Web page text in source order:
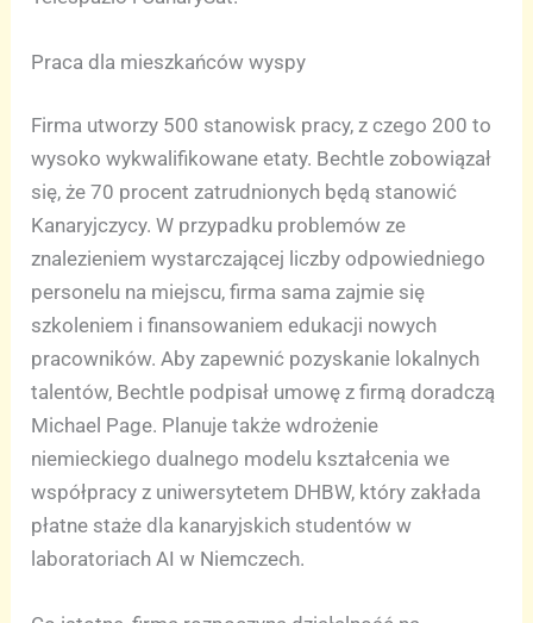
Praca dla mieszkańców wyspy
Firma utworzy 500 stanowisk pracy, z czego 200 to
wysoko wykwalifikowane etaty. Bechtle zobowiązał
się, że 70 procent zatrudnionych będą stanowić
Kanaryjczycy. W przypadku problemów ze
znalezieniem wystarczającej liczby odpowiedniego
personelu na miejscu, firma sama zajmie się
szkoleniem i finansowaniem edukacji nowych
pracowników. Aby zapewnić pozyskanie lokalnych
talentów, Bechtle podpisał umowę z firmą doradczą
Michael Page. Planuje także wdrożenie
niemieckiego dualnego modelu kształcenia we
współpracy z uniwersytetem DHBW, który zakłada
płatne staże dla kanaryjskich studentów w
laboratoriach AI w Niemczech.